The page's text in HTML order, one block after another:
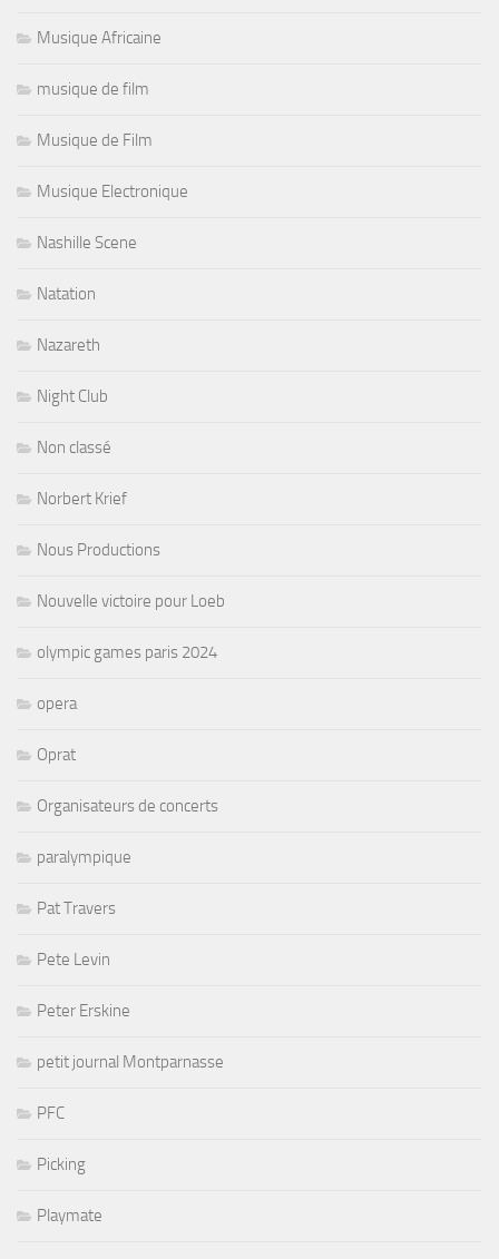
Musique Africaine
musique de film
Musique de Film
Musique Electronique
Nashille Scene
Natation
Nazareth
Night Club
Non classé
Norbert Krief
Nous Productions
Nouvelle victoire pour Loeb
olympic games paris 2024
opera
Oprat
Organisateurs de concerts
paralympique
Pat Travers
Pete Levin
Peter Erskine
petit journal Montparnasse
PFC
Picking
Playmate